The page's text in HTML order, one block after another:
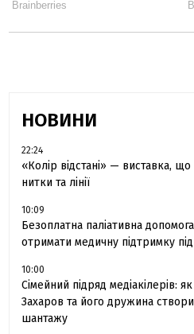
НОВИНИ
22:24
«Колір відстані» — виставка,
нитки та лінії
10:09
Безоплатна паліативна
отримати медичну підтримку
10:00
Сімейний підряд медіакілерів:
Захаров та його дружина
шантажу